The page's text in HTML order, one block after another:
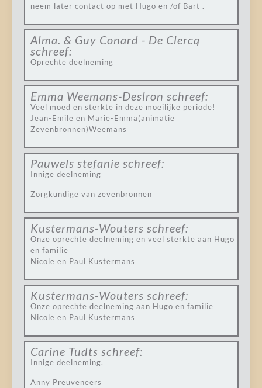
neem later contact op met Hugo en /of Bart .
Alma. & Guy Conard - De Clercq
schreef:
Oprechte deelneming
Emma Weemans-Deslron schreef:
Veel moed en sterkte in deze moeilijke periode!
Jean-Emile en Marie-Emma(animatie
Zevenbronnen)Weemans
Pauwels stefanie schreef:
Innige deelneming
Zorgkundige van zevenbronnen
Kustermans-Wouters schreef:
Onze oprechte deelneming en veel sterkte aan Hugo
en familie
Nicole en Paul Kustermans
Kustermans-Wouters schreef:
Onze oprechte deelneming aan Hugo en familie
Nicole en Paul Kustermans
Carine Tudts schreef:
Innige deelneming.
Anny Preuveneers